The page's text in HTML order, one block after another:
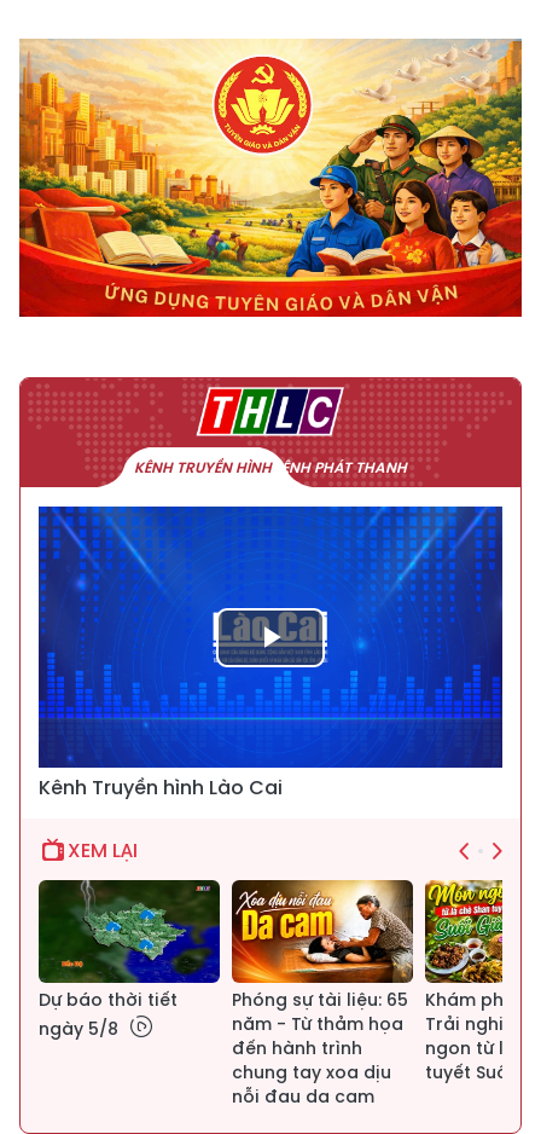
KÊNH TRUYỀN HÌNHKÊNH PHÁT THANH
Play
Video
Kênh Truyền hình Lào Cai
XEM LẠI
Dự báo thời tiết
ngày 5/8
Phóng sự tài liệu: 65
năm - Từ thảm họa
đến hành trình
chung tay xoa dịu
nỗi đau da cam
Khám phá
Trải nghiệm
ngon từ lá
tuyết Suối